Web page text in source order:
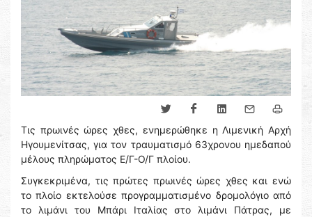
Τις πρωινές ώρες χθες, ενημερώθηκε η Λιμενική Αρχή
Ηγουμενίτσας, για τον τραυματισμό 63χρονου ημεδαπού
μέλους πληρώματος Ε/Γ-Ο/Γ πλοίου.
Συγκεκριμένα, τις πρώτες πρωινές ώρες χθες και ενώ
το πλοίο εκτελούσε προγραμματισμένο δρομολόγιο από
το λιμάνι του Μπάρι Ιταλίας στο λιμάνι Πάτρας, με